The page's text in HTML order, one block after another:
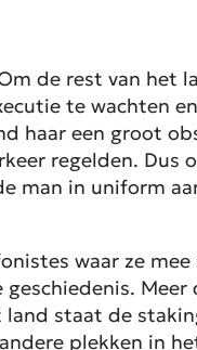
de rest van het
te wachten
haar een groot
regelden.
man in uniform
waar ze
staat de
plekken in